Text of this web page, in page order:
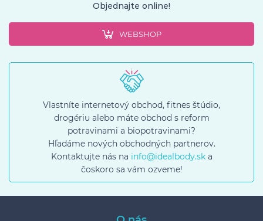
Objednajte online!
WEBSHOP
Vlastníte internetový obchod, fitnes štúdio,
drogériu alebo máte obchod s reform
potravinami a biopotravinami?
Hľadáme nových obchodných partnerov.
Kontaktujte nás na info@idealbody.ska
čoskoro sa vám ozveme!